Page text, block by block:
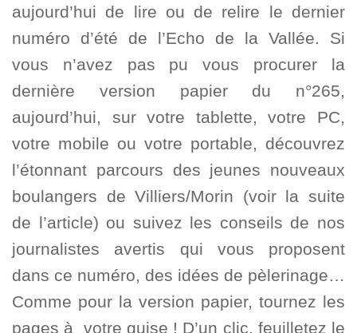
aujourd’hui de lire ou de relire le dernier
numéro d’été de l’Echo de la Vallée. Si
vous n’avez pas pu vous procurer la
dernière version papier du n°265,
aujourd’hui, sur votre tablette, votre PC,
votre mobile ou votre portable, découvrez
l’étonnant parcours des jeunes nouveaux
boulangers de Villiers/Morin (voir la suite
de l’article) ou suivez les conseils de nos
journalistes avertis qui vous proposent
dans ce numéro, des idées de pèlerinage…
Comme pour la version papier, tournez les
pages à votre guise ! D’un clic, feuilletez le